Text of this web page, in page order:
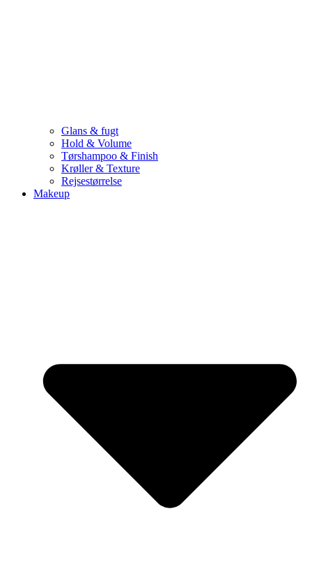
Glans & fugt
Hold & Volume
Tørshampoo & Finish
Krøller & Texture
Rejsestørrelse
Makeup